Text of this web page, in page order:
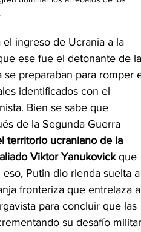
ingreso de Ucrania a la
ese fue el detonante de la
se preparaban para romper
identificados con el
Bien se sabe que
de la Segunda Guerra
territorio ucraniano de la
Viktor Yanukovick que
Putin dio rienda suelta
fronteriza que entrelaza
para concluir que las
su desafío